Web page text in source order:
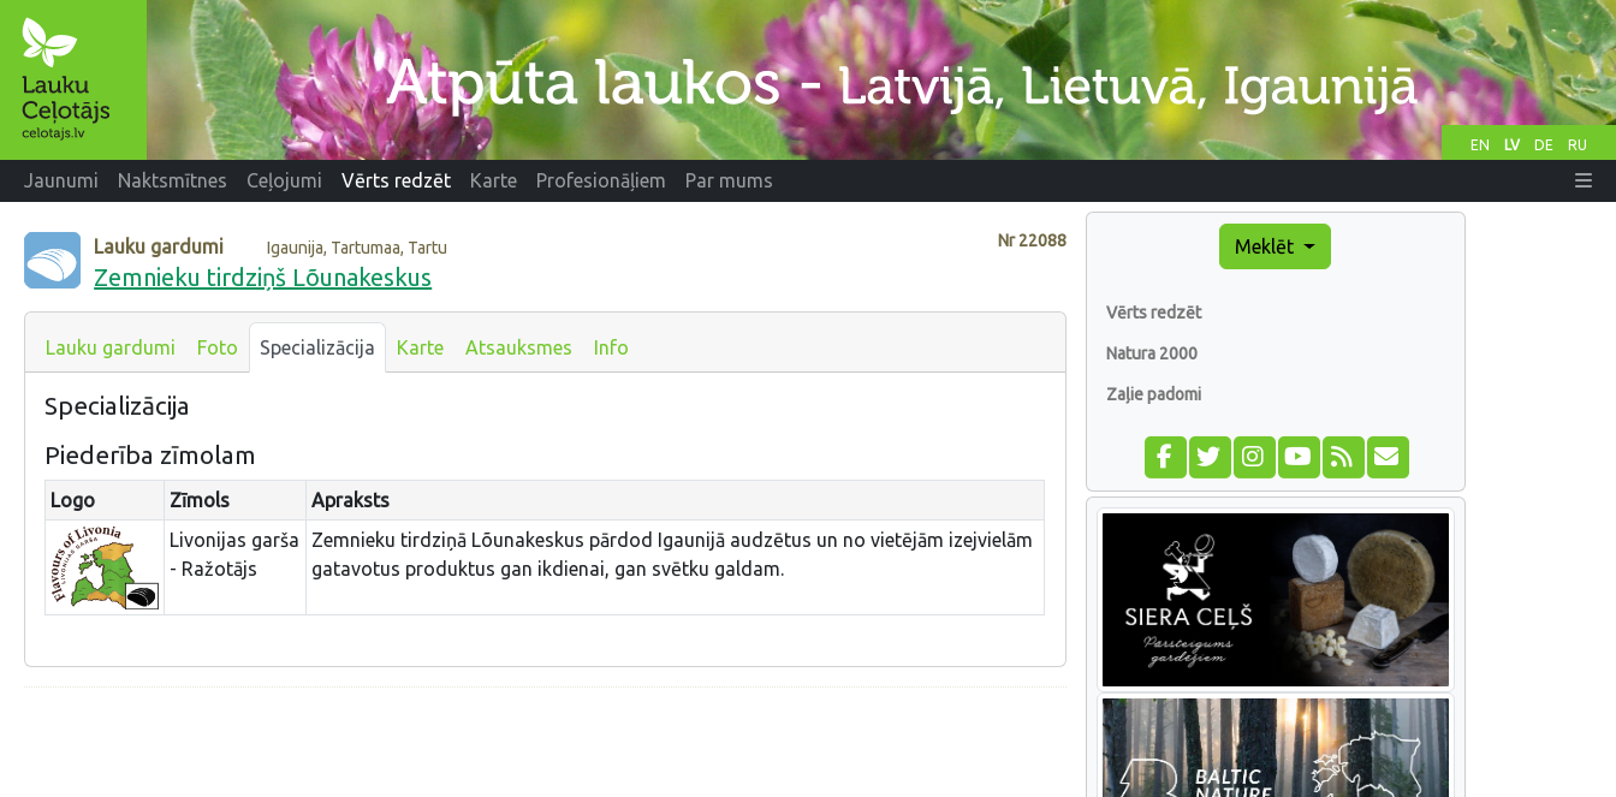
EN LV DE RU
Jaunumi Naktsmītnes Ceļojumi Vērts redzēt Karte Profesionāļiem Par mums
Nr22088
Lauku gardumi Igaunija, Tartumaa, Tartu
Zemnieku tirdziņš Lõunakeskus
Lauku gardumi Foto Specializācija Karte Atsauksmes Info
Specializācija
Piederība zīmolam
Logo Zīmols
Apraksts
Livonijas garša
- Ražotājs
Zemnieku tirdziņā Lõunakeskus pārdod Igaunijā audzētus un no vietējām izejvielām
gatavotus produktus gan ikdienai, gan svētku galdam.
Meklēt
Vērts redzēt
Natura 2000
Zaļie padomi